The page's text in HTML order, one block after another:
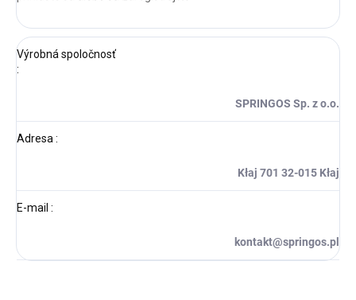
Výrobná spoločnosť
:
SPRINGOS Sp. z o.o.
Adresa :
Kłaj 701 32-015 Kłaj
E-mail :
kontakt@springos.pl